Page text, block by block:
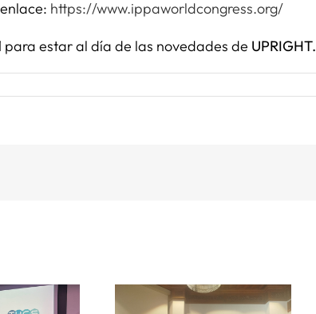
https://www.ippaworldcongress.org/
para estar al día de las novedades de UPRIGHT.